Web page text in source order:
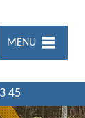
MENU
45